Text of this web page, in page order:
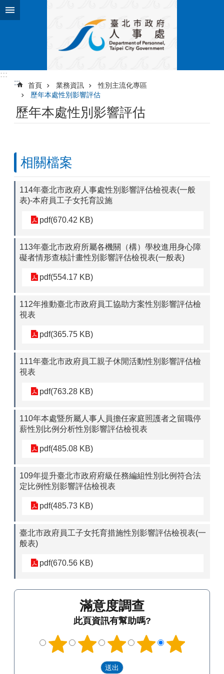
跳到主要內容區塊
:::
:::
首頁 業務資訊
性別主流化專區
歷年本處性別影響評估
歷年本處性別影響評估
相關檔案
114年臺北市政府人事處性別影響評估檢視表(一般
表)-本府員工子女托育設施
pdf(670.42 KB)
113年臺北市政府所屬各機關（構）學校進用身心障
礙者情形查核計畫性別影響評估檢視表(一般表)
pdf(554.17 KB)
112年推動臺北市政府員工協助方案性別影響評估檢
視表
pdf(365.75 KB)
111年臺北市政府員工親子休閒活動性別影響評估檢
視表
pdf(763.28 KB)
110年本處暨所屬人事人員擔任家庭照護者之留職停
薪性別比例分析性別影響評估檢視表
pdf(485.08 KB)
109年提升臺北市政府府級任務編組性別比例符合法
定比例性別影響評估檢視表
pdf(485.73 KB)
臺北市政府員工子女托育措施性別影響評估檢視表(一
般表)
pdf(670.56 KB)
滿意度調查
此頁資訊有幫助嗎?